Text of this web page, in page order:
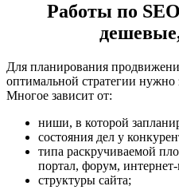
Работы по
Для планирования
оптимальной стратегии нужно
Многое зависит от:
ниши, в которой
состояния дел у
типа раскручиваемой
портал, форум,
структуры сайта;